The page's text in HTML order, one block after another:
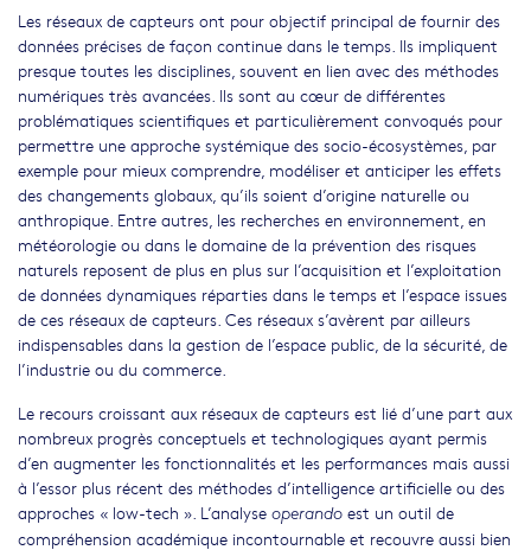
Les réseaux de capteurs ont pour objectif principal de fournir des
données précises de façon continue dans le temps. Ils impliquent
presque toutes les disciplines, souvent en lien avec des méthodes
numériques très avancées. Ils sont au cœur de différentes
problématiques scientifiques et particulièrement convoqués pour
permettre une approche systémique des socio-écosystèmes, par
exemple pour mieux comprendre, modéliser et anticiper les effets
des changements globaux, qu’ils soient d’origine naturelle ou
anthropique. Entre autres, les recherches en environnement, en
météorologie ou dans le domaine de la prévention des risques
naturels reposent de plus en plus sur l’acquisition et l’exploitation
de données dynamiques réparties dans le temps et l’espace issues
de ces réseaux de capteurs. Ces réseaux s’avèrent par ailleurs
indispensables dans la gestion de l’espace public, de la sécurité, de
l’industrie ou du commerce.
Le recours croissant aux réseaux de capteurs est lié d’une part aux
nombreux progrès conceptuels et technologiques ayant permis
d’en augmenter les fonctionnalités et les performances mais aussi
à l’essor plus récent des méthodes d’intelligence artificielle ou des
approches « low-tech ». L’analyse operando est un outil de
compréhension académique incontournable et recouvre aussi bien